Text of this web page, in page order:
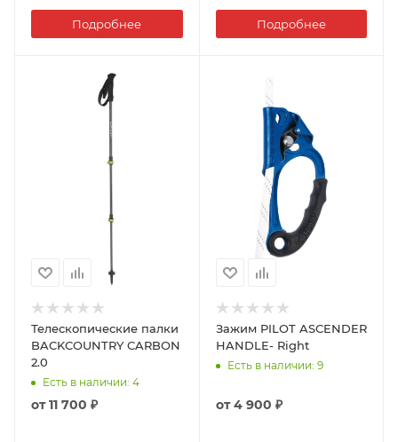
Подробнее Подробнее
Телескопические палки
BACKCOUNTRY CARBON
2.0
Есть в наличии: 4
от11 700 ₽
Зажим PILOT ASCENDER
HANDLE- Right
Есть в наличии: 9
от4 900 ₽